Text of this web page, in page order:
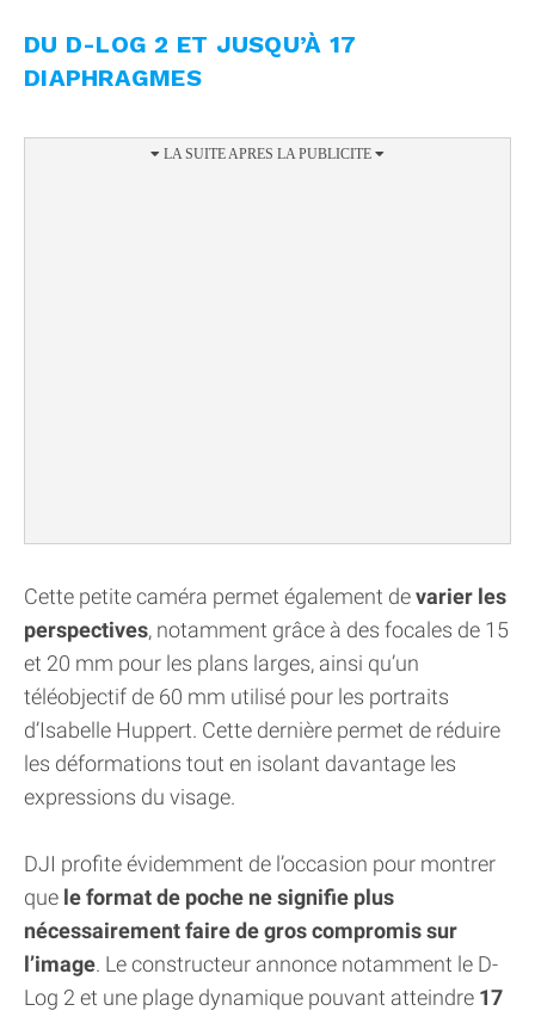
DU D-LOG 2 ET JUSQU’À 17
DIAPHRAGMES
Cette petite caméra permet également devarier les
perspectives, notamment grâce à des focales de 15
et 20 mm pour les plans larges, ainsi qu’un
téléobjectif de 60 mm utilisé pour les portraits
d’Isabelle Huppert. Cette dernière permet de réduire
les déformations tout en isolant davantage les
expressions du visage.
DJI profite évidemment de l’occasion pour montrer
que le format de poche ne signifie plus
nécessairement faire de gros compromis sur
l’image. Le constructeur annonce notamment le D-
Log 2 et une plage dynamique pouvant atteindre 17